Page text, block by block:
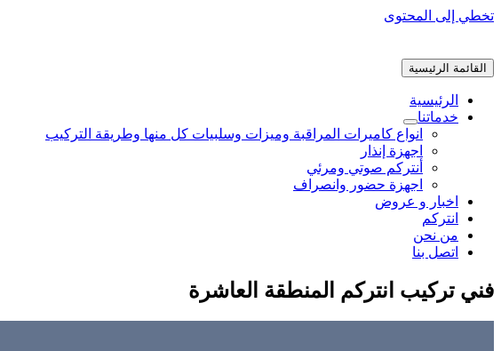
تخطي إلى المحتوى
القائمة الرئيسية
الرئيسية
خدماتنا
انواع كاميرات المراقبة وميزات وسلبيات كل منها وطريقة التركيب
اجهزة إنذار
أنتركم صوتي ومرئي
اجهزة حضور وانصراف
اخبار و عروض
انتركم
من نحن
اتصل بنا
فني تركيب انتركم المنطقة العاشرة